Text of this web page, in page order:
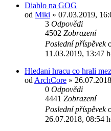
Diablo na GOG
od Miki » 07.03.2019,
3 Odpovědi
4502 Zobrazení
Poslední příspěvek
11.03.2019, 13:47
Hledani hracu co hrali
od ArchCore »
0 Odpovědi
4441 Zobrazení
Poslední příspěvek
26.07.2018, 08:54